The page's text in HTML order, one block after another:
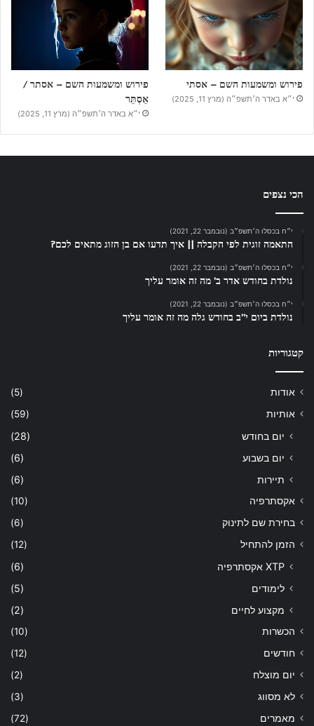
פירוש ומשמעות השם – אסתי
י״א באדר ה׳תשפ״ה (מרץ 11, 2025)
פירוש ומשמעות השם – אסתר /
אֵסְתֵּר
י״א באדר ה׳תשפ״ה (מרץ 11, 2025)
הכי נצפים
י״ח בכסלו ה׳תשפ״ב (נובמבר 22, 2021)
התאמה זוגית לפי הקבלה || איך תדעו אם בן הזוג מתאים לכם?
י״ח בכסלו ה׳תשפ״ב (נובמבר 22, 2021)
נולדת בחודש אדר ב’ מה זה אומר עליך
י״ח בכסלו ה׳תשפ״ב (נובמבר 22, 2021)
נולדת ביום י”ב בחודש גלה מה זה אומר עליך
קטגוריות
אודות
(5)
אותיות
(59)
יום בחודש
(28)
יום בשבוע
(6)
תיירות
(6)
אקסתרפיה
(10)
בחירת שם לתינוק
(6)
הזמן להתחיל
(12)
XTP אקסתרפיה
(6)
לימודים
(5)
מקצוע לחיים
(2)
הכשרות
(10)
חודשים
(12)
יום מוצלח
(2)
לא מסווג
(3)
מאמרים
(72)